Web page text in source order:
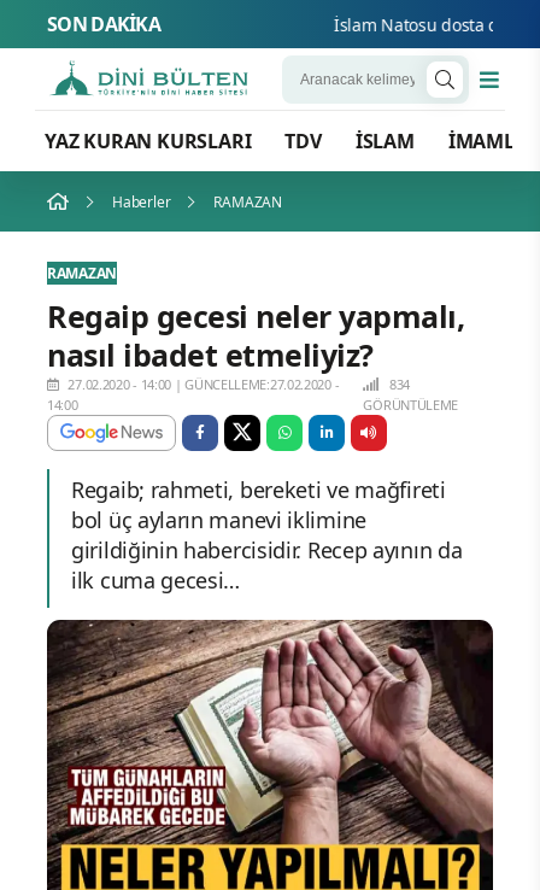
SON DAKİKA İslam Natosu dosta güven
YAZ KURAN KURSLARI TDV İSLAM İMAMLAR
Haberler RAMAZAN
RAMAZAN
Regaip gecesi neler yapmalı,
nasıl ibadet etmeliyiz?
27.02.2020 - 14:00 |GÜNCELLEME:27.02.2020 -
14:00
834
GÖRÜNTÜLEME
Regaib; rahmeti, bereketi ve mağfireti
bol üç ayların manevi iklimine
girildiğinin habercisidir. Recep ayının da
ilk cuma gecesi…